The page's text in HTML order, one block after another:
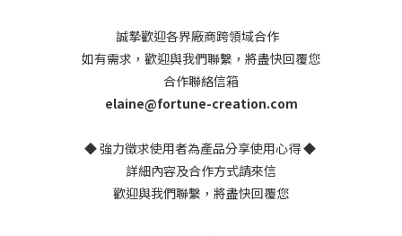
誠摯歡迎各界廠商跨領域合作
如有需求，歡迎與我們聯繫，將盡快回覆您
合作聯絡信箱
elaine@fortune-creation.com
◆ 強力徵求使用者為產品分享使用心得 ◆
詳細內容及合作方式請來信
歡迎與我們聯繫，將盡快回覆您